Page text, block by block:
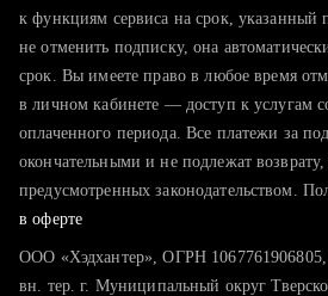
к функциям сервиса на срок,
не отменить подписку, она
срок. Вы имеете право в любое время
в личном кабинете — доступ к услугам
оплаченного периода. Все платежи за
окончательными и не подлежат возврату,
предусмотренных законодательством.
в оферте
ООО «Хэдхантер», ОГРН 1067761906805,
вн. тер. г. Муниципальный округ